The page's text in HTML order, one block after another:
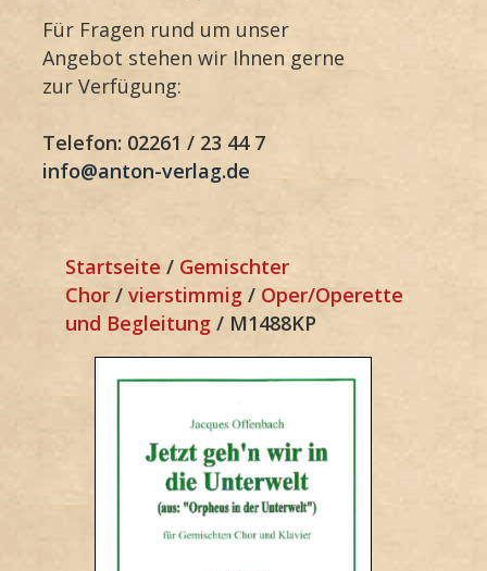
Für Fragen rund um unser
Angebot stehen wir Ihnen gerne
zur Verfügung:
Telefon: 02261 / 23 44 7
info@anton-verlag.de
Startseite / Gemischter
Chor / vierstimmig / Oper/Operette
und Begleitung / M1488KP